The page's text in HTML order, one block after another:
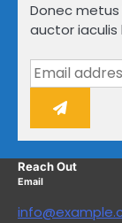
Donec
auctor iaculis
Reach Out
Email